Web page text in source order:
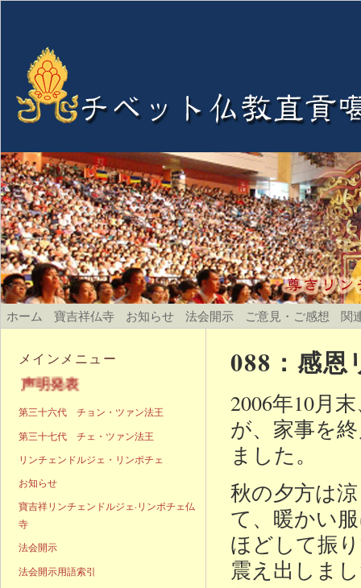
ホーム 寶吉祥仏寺 お知らせ 法会開示 ご意見・ご感想 関
088：感
2006年10月
が、家事を
ました。
秋の夕方は
て、暖かい
ほどして振
震え出しま
メインメニュー
表
第三十六代 チョン・ツァン法王
第三十七代 チェ・ツァン法王
リンチェンドルジェ・リンポチェ
お知らせ
寶吉祥リンチェンドルジェ·リンポチェ仏
寺
法会開示
法会開示用語索引